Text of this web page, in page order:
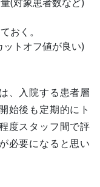
おく。
トオフ値が良い)
、入院する患者層
始後も定期的にト
度スタッフ間で評
必要になると思い